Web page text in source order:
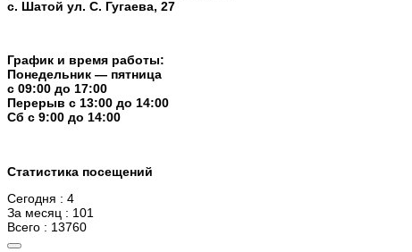
с. Шатой ул. С. Гугаева, 27
График и время работы:
Понедельник — пятница
с 09:00 до 17:00
Перерыв c 13:00 до 14:00
Cб с 9:00 до 14:00
Статистика посещений
Сегодня : 4
За месяц : 101
Всего : 13760